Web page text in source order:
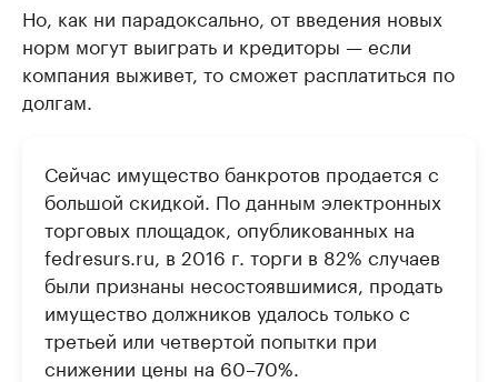
Но, как ни парадоксально, от введения новых
норм могут выиграть и кредиторы — если
компания выживет, то сможет расплатиться по
долгам.
Сейчас имущество банкротов продается с
большой скидкой. По данным электронных
торговых площадок, опубликованных на
fedresurs.ru, в 2016 г. торги в 82% случаев
были признаны несостоявшимися, продать
имущество должников удалось только с
третьей или четвертой попытки при
снижении цены на 60–70%.